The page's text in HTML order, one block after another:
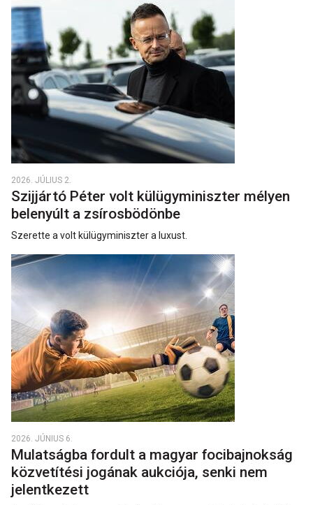
2026. JÚLIUS 2.
Szijjártó Péter volt külügyminiszter mélyen
belenyúlt a zsírosbödönbe
Szerette a volt külügyminiszter a luxust.
2026. JÚNIUS 6.
Mulatságba fordult a magyar focibajnokság
közvetítési jogának aukciója, senki nem
jelentkezett